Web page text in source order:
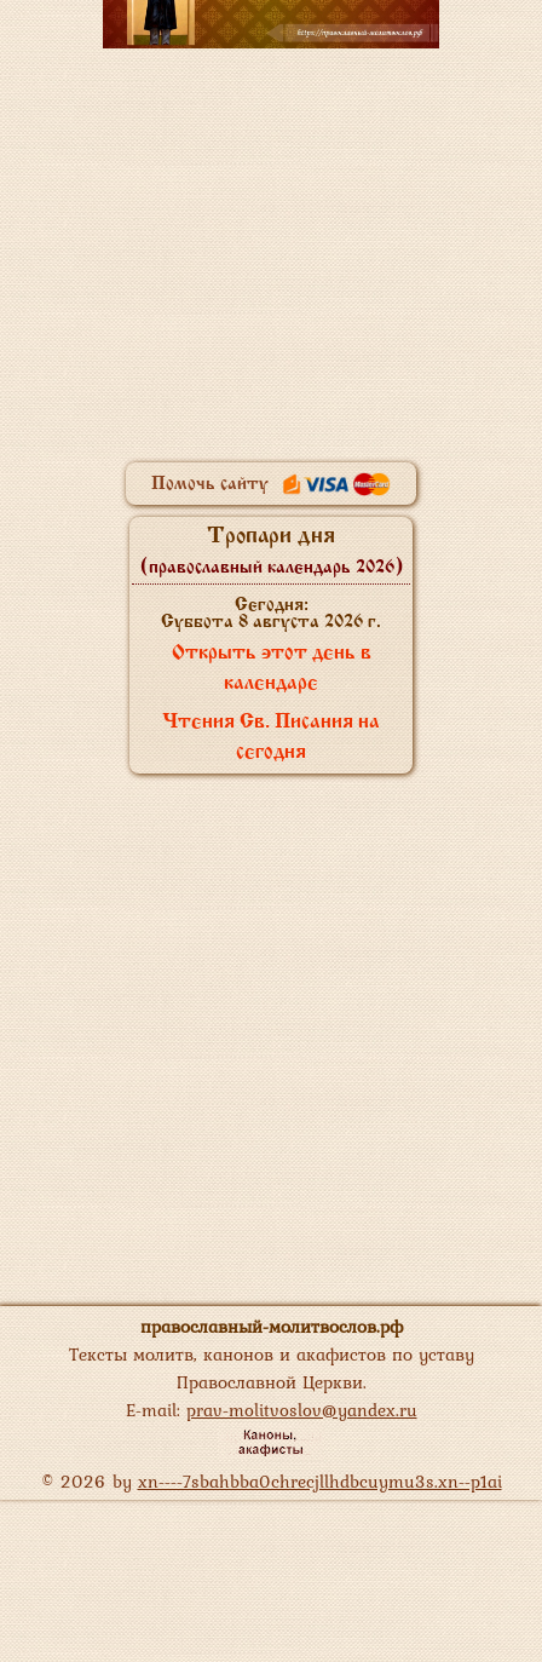
Помочь сайту
Тропари дня
(православный календарь 2026)
Сегодня:
Суббота 8 августа 2026 г.
Открыть этот день в
календаре
Чтения Св. Писания на
сегодня
православный-молитвослов.рф
Тексты молитв, канонов и акафистов по уставу
Православной Церкви.
E-mail:prav-molitvoslov@yandex.ru
© 2026 byxn----7sbahbba0chrecjllhdbcuymu3s.xn--p1ai